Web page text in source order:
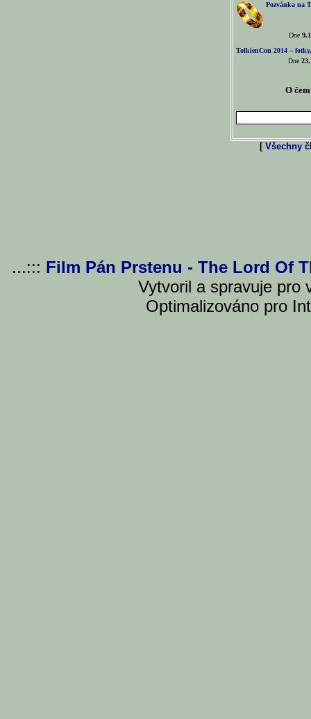
Pozvánka na
Dne
TolkienCon 2014 –
Dne
O
[ Všechny
...::: Film Pán Prstenu - The Lord Of
Vytvoril a spravuje pro
Optimalizováno pro